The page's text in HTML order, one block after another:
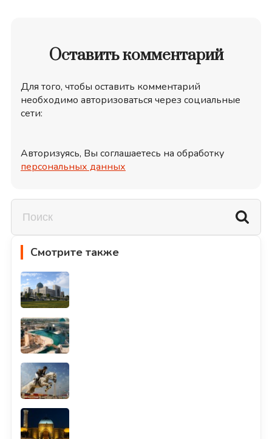
Оставить комментарий
Для того, чтобы оставить комментарий
необходимо авторизоваться через социальные
сети:
Авторизуясь, Вы соглашаетесь на обработку
персональных данных
Смотрите также